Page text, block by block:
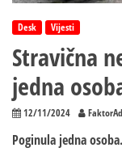
Desk Vijesti
Stravična
jedna
12/11/2024
Poginula jedna